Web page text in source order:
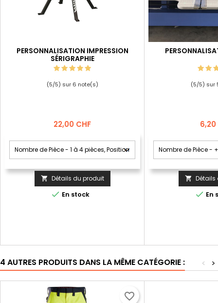
PERSONNALISATION IMPRESSION
SÉRIGRAPHIE
(5/5) sur 6 note(s)
Prix
22,00 CHF
 Détails du produit
 En stock
(5/5) sur
Prix
6,20
 Détails
 En
4 AUTRES PRODUITS DANS LA MÊME CATÉGORIE : >
<
favorite_border